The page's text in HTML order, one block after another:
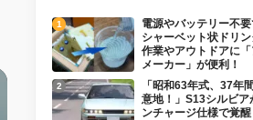
電源やバッテリー不
シャーベット状ドリ
作業やアウトドアに
メーカー」が便利！
「昭和63年式、37年
意地！」S13シルビア
ンチャージ仕様で覚醒